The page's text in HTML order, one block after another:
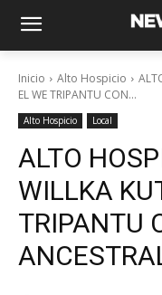
Inicio Alto Hospicio
EL WE TRIPANTU CON...
Alto Hospicio Local
ALTO
WILLKA
TRIPANTU